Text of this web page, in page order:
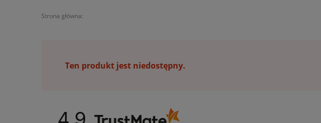
Strona główna:
Ten produkt jest niedostępny.